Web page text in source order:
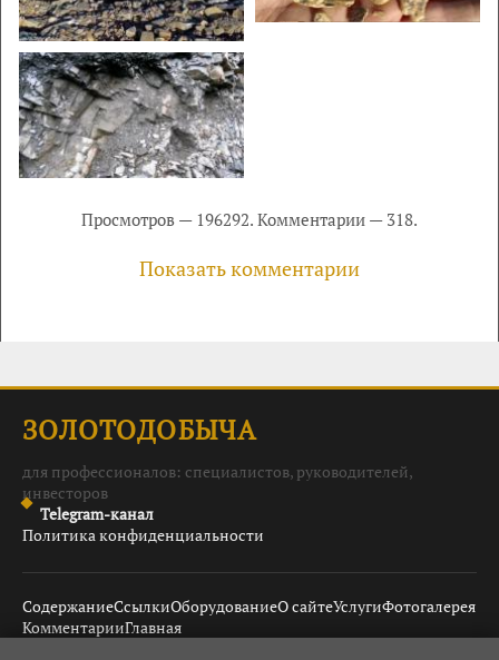
Просмотров — 196292. Комментарии — 318.
Показать комментарии
ЗОЛОТОДОБЫЧА
для профессионалов: специалистов, руководителей,
инвесторов
Telegram-канал
Политика конфиденциальности
СодержаниеСсылкиОборудованиеО сайтеУслугиФотогалерея
КомментарииГлавная